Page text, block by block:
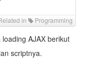
in Programming
AJAX berikut
scriptnya.